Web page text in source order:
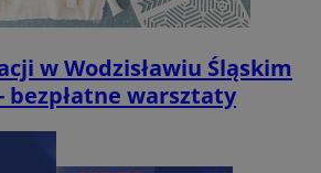
w Wodzisławiu Śląskim
bezpłatne warsztaty